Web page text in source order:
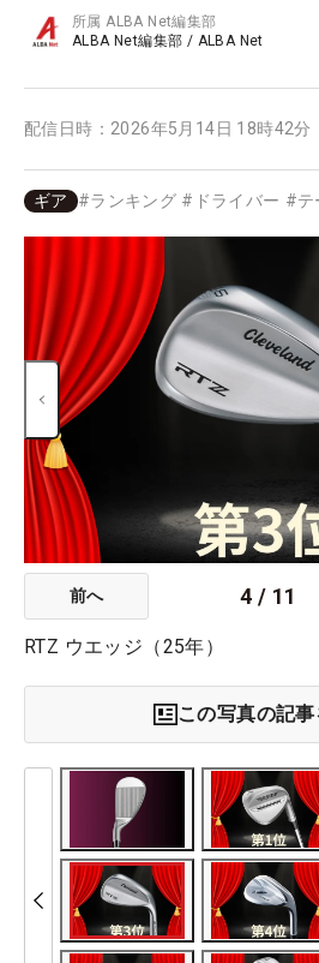
所属ALBA Net編集部
ALBA Net編集部 / ALBA Net
配信日時： 2026年5月14日 18時42分
ギア #ランキング # ドライバー #テ
前へ 4 / 11
RTZ ウエッジ（25年）
この写真の記